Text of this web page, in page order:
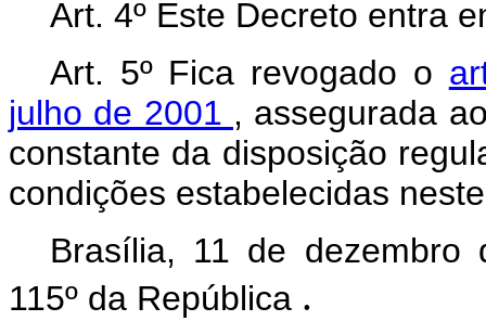
Art. 4º Este Decreto entra
Art. 5º Fica revogado o
julho de 2001 , assegurada
constante da disposição
condições estabelecidas
Brasília, 11 de dezembro
115º da República .